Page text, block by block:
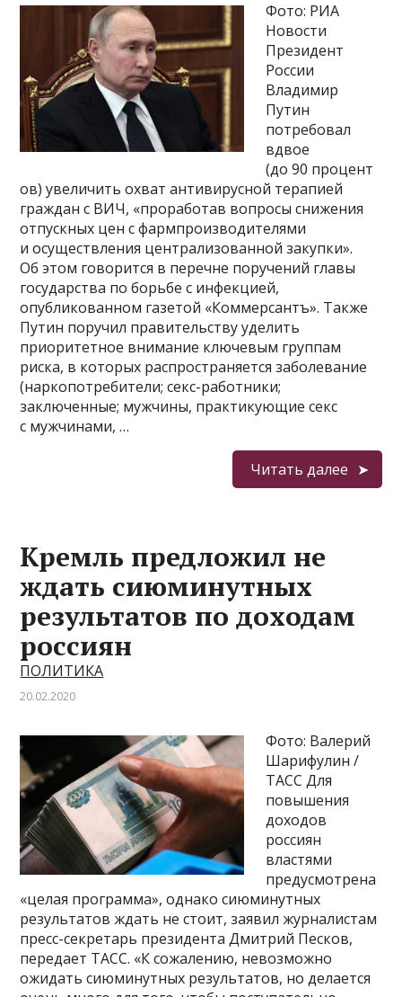
Фото: РИА
Новости
Президент
России
Владимир
Путин
потребовал
вдвое
(до 90 процент
ов) увеличить охват антивирусной терапией
граждан с ВИЧ, «проработав вопросы снижения
отпускных цен с фармпроизводителями
и осуществления централизованной закупки».
Об этом говорится в перечне поручений главы
государства по борьбе с инфекцией,
опубликованном газетой «Коммерсантъ». Также
Путин поручил правительству уделить
приоритетное внимание ключевым группам
риска, в которых распространяется заболевание
(наркопотребители; секс-работники;
заключенные; мужчины, практикующие секс
с мужчинами, …
Читать далее
Кремль предложил не
ждать сиюминутных
результатов по доходам
россиян
ПОЛИТИКА
20.02.2020
Фото: Валерий
Шарифулин /
ТАСС Для
повышения
доходов
россиян
властями
предусмотрена
«целая программа», однако сиюминутных
результатов ждать не стоит, заявил журналистам
пресс-секретарь президента Дмитрий Песков,
передает ТАСС. «К сожалению, невозможно
ожидать сиюминутных результатов, но делается